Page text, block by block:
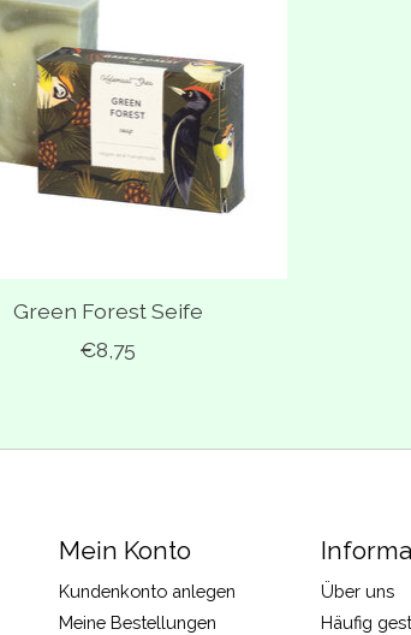
Green Forest Seife
€8,75
Mein Konto
Kundenkonto anlegen
Meine Bestellungen
Über uns
Häufig